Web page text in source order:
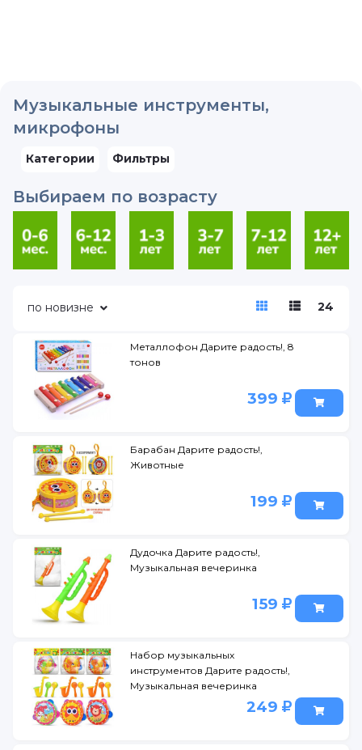
Музыкальные инструменты,
микрофоны
Категории Фильтры
Выбираем по возрасту
по новизне 24
Металлофон Дарите радость!, 8
тонов
399
Барабан Дарите радость!,
Животные
199
Дудочка Дарите радость!,
Музыкальная вечеринка
159
Набор музыкальных
инструментов Дарите радость!,
Музыкальная вечеринка
249